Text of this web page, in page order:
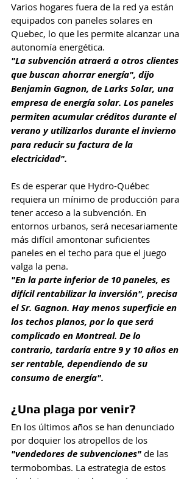
Varios hogares fuera de la red ya están
equipados con paneles solares en
Quebec, lo que les permite alcanzar una
autonomía energética.
"La subvención atraerá a otros clientes
que buscan ahorrar energía", dijo
Benjamin Gagnon, de Larks Solar, una
empresa de energía solar. Los paneles
permiten acumular créditos durante el
verano y utilizarlos durante el invierno
para reducir su factura de la
electricidad".
Es de esperar que Hydro-Québec
requiera un mínimo de producción para
tener acceso a la subvención. En
entornos urbanos, será necesariamente
más difícil amontonar suficientes
paneles en el techo para que el juego
valga la pena.
"En la parte inferior de 10 paneles, es
difícil rentabilizar la inversión", precisa
el Sr. Gagnon. Hay menos superficie en
los techos planos, por lo que será
complicado en Montreal. De lo
contrario, tardaría entre 9 y 10 años en
ser rentable, dependiendo de su
consumo de energía".
¿Una plaga por venir?
En los últimos años se han denunciado
por doquier los atropellos de los
"vendedores de subvenciones" de las
termobombas. La estrategia de estos